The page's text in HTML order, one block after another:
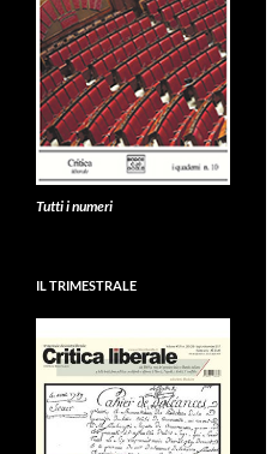
Tutti i numeri
IL TRIMESTRALE